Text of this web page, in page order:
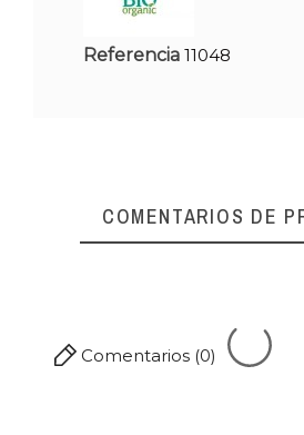
Referencia 11048
COMENTARIOS DE
Comentarios (0)